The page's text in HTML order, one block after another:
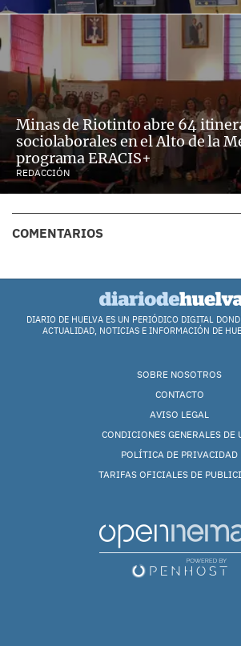
Minas de Riotinto abre 64
sociolaborales en el Alto de la
programa ERACIS+
REDACCIÓN
COMENTARIOS
DIARIO DE HUELVA ES UN PERIÓDICO DIGITAL
ACTUALIDAD, NOTICIAS E INFORMACIÓN DE
SOBRE NOSOTROS
CONTACTO
AVISO LEGAL
CONDICIONES GENERALES DE
POLÍTICA DE PRIVACIDAD
TARIFAS OFICIALES DE